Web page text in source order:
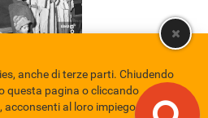
Nazionale
Privacy policy
anche di terze parti. Chiudendo
questa pagina o cliccando
al loro impiego in